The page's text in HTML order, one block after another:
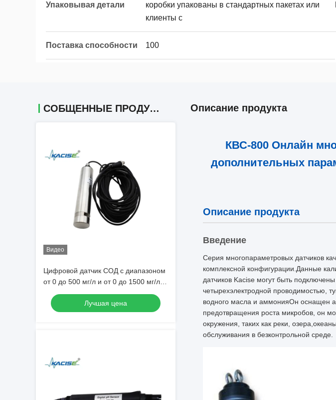
Упаковывая детали
коробки упакованы в стандартных пакетах или
клиенты с
Поставка способности 100
СОБЩЕННЫЕ ПРОДУКТЫ
Видео
Цифровой датчик СОД с диапазоном
от 0 до 500 мг/л и от 0 до 1500 мг/л с
точностью ± 5% ФС для мониторинга
качества водыЛучшая цена
Описание продукта
КВС-800 Онлайн
дополнительных
Описание продукта
Введение
Серия многопараметровых датчиков
комплексной конфигурации.Данные
датчиков Kacise могут быть
четырехэлектродной проводимостью,
водного масла и аммонияОн оснащен
предотвращения роста микробов, он
окружения, таких как реки,
обслуживания в безконтрольной среде.